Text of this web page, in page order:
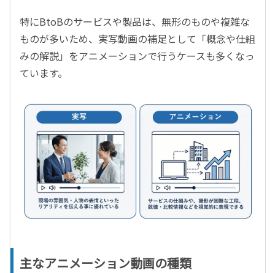
特にBtoBのサービスや製品は、無形のものや複雑な
ものが多いため、実写動画の補足として「概念や仕組
みの解説」をアニメーションで行うケースも多くなっ
ています。
主なアニメーション動画の種類